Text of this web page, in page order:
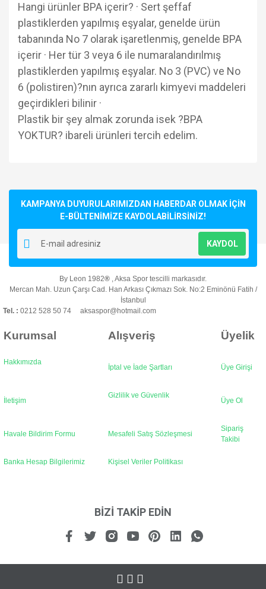
Hangi ürünler BPA içerir? · Sert şeffaf
plastiklerden yapılmış eşyalar, genelde ürün
tabanında No 7 olarak işaretlenmiş, genelde BPA
içerir · Her tür 3 veya 6 ile numaralandırılmış
plastiklerden yapılmış eşyalar. No 3 (PVC) ve No
6 (polistiren)?nın ayrıca zararlı kimyevi maddeleri
geçirdikleri bilinir ·
Plastik bir şey almak zorunda isek ?BPA
YOKTUR? ibareli ürünleri tercih edelim.
Yorum Yaz
kullanarak tarafımıza iletebilirsiniz.
Görüş ve önerileriniz için teşekkür ederiz.
Ürün resmi kalitesiz, bozuk veya görüntülenemiyor.
Ürün açıklamasında eksik bilgiler bulunuyor.
Ürün bilgilerinde hatalar bulunuyor.
Ürün fiyatı diğer sitelerden daha pahalı.
Bu ürüne benzer farklı alternatifler olmalı.
KAMPANYA DUYURULARIMIZDAN HABERDAR OLMAK İÇİN
E-BÜLTENİMİZE KAYDOLABİLİRSİNİZ!
KAYDOL
By Leon 1982® , Aksa Spor tescilli markasıdır.
Mercan Mah. Uzun Çarşı Cad. Han Arkası Çıkmazı Sok. No:2 Eminönü Fatih /
İstanbul
Tel. : 0212 528 50 74 aksaspor@hotmail.com
Kurumsal Alışveriş Üyelik
Hakkımızda
İptal ve İade Şartları Üye Girişi
İletişim
Gizlilik ve Güvenlik
Üye Ol
Havale Bildirim Formu Mesafeli Satış Sözleşmesi
Sipariş
Takibi
Banka Hesap Bilgilerimiz Kişisel Veriler Politikası
BİZİ TAKİP EDİN